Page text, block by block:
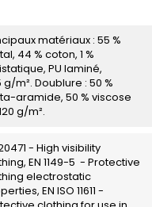
matériaux : 55 %
44 % coton, 1 %
PU laminé,
g/m². Doublure : 50 %
aramide, 50 % viscose
g/m².
- High visibility
EN 1149-5 - Protective
electrostatic
EN ISO 11611 -